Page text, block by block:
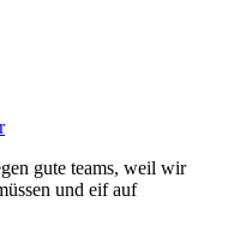
gute teams, weil wir
und eif auf